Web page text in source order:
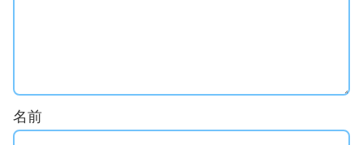
名前